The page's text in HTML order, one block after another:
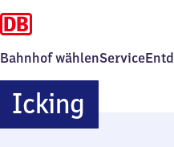
Bahnhof wählenService
Icking